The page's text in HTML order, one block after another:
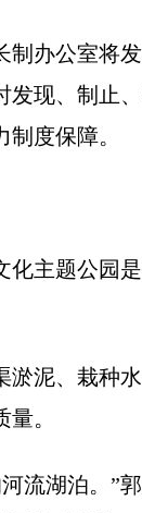
制办公室将
发现、制止
度保障。
化主题公园
淤泥、栽种
。
流湖泊。”